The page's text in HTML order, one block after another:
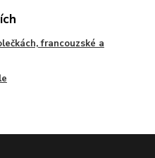
francouzské a